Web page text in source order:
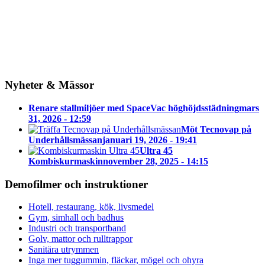
Nyheter & Mässor
Renare stallmiljöer med SpaceVac höghöjdsstädningmars
31, 2026 - 12:59
Möt Tecnovap på
Underhållsmässanjanuari 19, 2026 - 19:41
Ultra 45
Kombiskurmaskinnovember 28, 2025 - 14:15
Demofilmer och instruktioner
Hotell, restaurang, kök, livsmedel
Gym, simhall och badhus
Industri och transportband
Golv, mattor och rulltrappor
Sanitära utrymmen
Inga mer tuggummin, fläckar, mögel och ohyra